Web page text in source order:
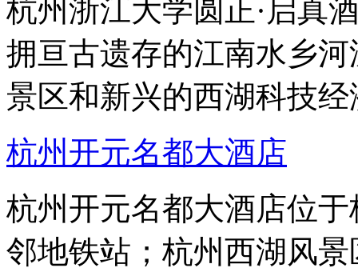
杭州浙江大学圆正·启真
拥亘古遗存的江南水乡
景区和新兴的西湖科技
杭州开元名都大酒店
杭州开元名都大酒店位
邻地铁站；杭州西湖风